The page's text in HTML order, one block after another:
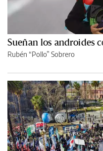
Sueñan los androides
Rubén “Pollo” Sobrero